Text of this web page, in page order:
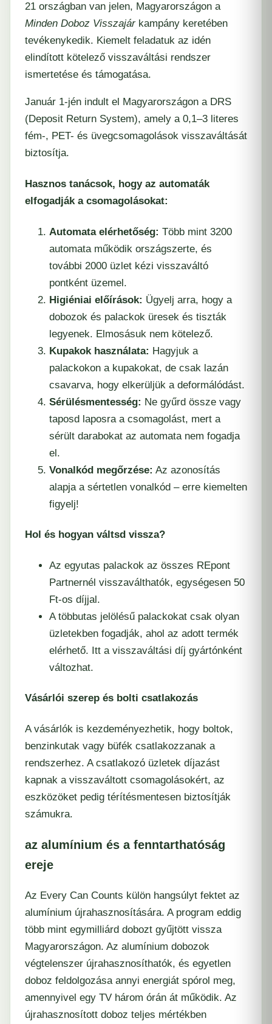
21 országban van jelen, Magyarországon a
Minden Doboz Visszajárkampány keretében
tevékenykedik. Kiemelt feladatuk az idén
elindított kötelező visszaváltási rendszer
ismertetése és támogatása.
Január 1-jén indult el Magyarországon a DRS
(Deposit Return System), amely a 0,1–3 literes
fém-, PET- és üvegcsomagolások visszaváltását
biztosítja.
Hasznos tanácsok, hogy az automaták
elfogadják a csomagolásokat:
Automata elérhetőség: Több mint 3200
automata működik országszerte, és
további 2000 üzlet kézi visszaváltó
pontként üzemel.
Higiéniai előírások: Ügyelj arra, hogy a
dobozok és palackok üresek és tiszták
legyenek. Elmosásuk nem kötelező.
Kupakok használata: Hagyjuk a
palackokon a kupakokat, de csak lazán
csavarva, hogy elkerüljük a deformálódást.
Sérülésmentesség: Ne gyűrd össze vagy
taposd laposra a csomagolást, mert a
sérült darabokat az automata nem fogadja
el.
Vonalkód megőrzése: Az azonosítás
alapja a sértetlen vonalkód – erre kiemelten
figyelj!
Hol és hogyan váltsd vissza?
Az egyutas palackok az összes REpont
Partnernél visszaválthatók, egységesen 50
Ft-os díjjal.
A többutas jelölésű palackokat csak olyan
üzletekben fogadják, ahol az adott termék
elérhető. Itt a visszaváltási díj gyártónként
változhat.
Vásárlói szerep és bolti csatlakozás
A vásárlók is kezdeményezhetik, hogy boltok,
benzinkutak vagy büfék csatlakozzanak a
rendszerhez. A csatlakozó üzletek díjazást
kapnak a visszaváltott csomagolásokért, az
eszközöket pedig térítésmentesen biztosítják
számukra.
az alumínium és a fenntarthatóság
ereje
Az Every Can Counts külön hangsúlyt fektet az
alumínium újrahasznosítására. A program eddig
több mint egymilliárd dobozt gyűjtött vissza
Magyarországon. Az alumínium dobozok
végtelenszer újrahasznosíthatók, és egyetlen
doboz feldolgozása annyi energiát spórol meg,
amennyivel egy TV három órán át működik. Az
újrahasznosított doboz teljes mértékben